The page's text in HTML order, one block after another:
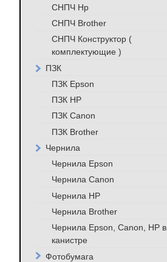
СНПЧ Hp
СНПЧ Brother
СНПЧ Конструктор (
комплектующие )
ПЗК
ПЗК Epson
ПЗК HP
ПЗК Canon
ПЗК Brother
Чернила
Чернила Epson
Чернила Canon
Чернила HP
Чернила Brother
Чернила Epson, Canon, HP в
канистре
Фотобумага